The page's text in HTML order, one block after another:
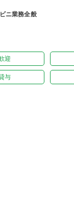
ニ業務全般
迎
与